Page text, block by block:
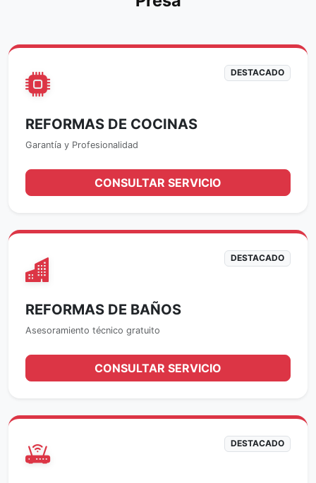
DESTACADO
REFORMAS DE COCINAS
Garantía y Profesionalidad
CONSULTAR SERVICIO
DESTACADO
REFORMAS DE BAÑOS
Asesoramiento técnico gratuito
CONSULTAR SERVICIO
DESTACADO